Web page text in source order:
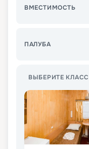
ВМЕСТИМОСТЬ
ПАЛУБА
ВЫБЕРИТЕ